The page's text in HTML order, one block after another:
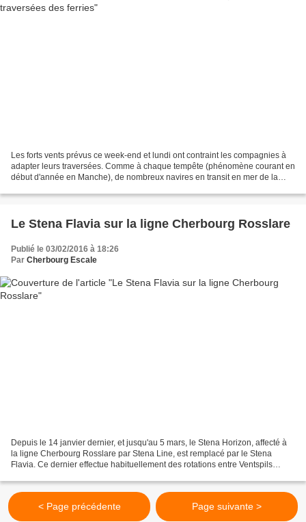
Les forts vents prévus ce week-end et lundi ont contraint les compagnies à
adapter leurs traversées. Comme à chaque tempête (phénomène courant en
début d'année en Manche), de nombreux navires en transit en mer de la
Le Stena Flavia sur la ligne Cherbourg Rosslare
Publié le 03/02/2016 à 18:26
Par Cherbourg Escale
Depuis le 14 janvier dernier, et jusqu'au 5 mars, le Stena Horizon, affecté à
la ligne Cherbourg Rosslare par Stena Line, est remplacé par le Stena
Flavia. Ce dernier effectue habituellement des rotations entre Ventspils
< Page précédente Page suivante >